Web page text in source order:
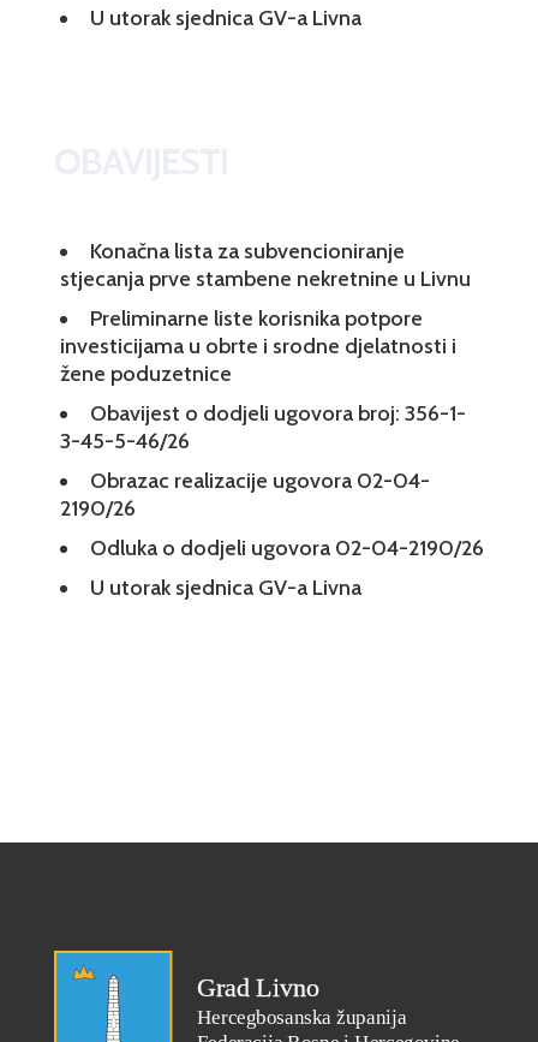
U utorak sjednica GV-a Livna
Konačna lista za subvencioniranje
stjecanja prve stambene nekretnine u Livnu
Preliminarne liste korisnika potpore
investicijama u obrte i srodne djelatnosti i
žene poduzetnice
Obavijest o dodjeli ugovora broj: 356-1-
3-45-5-46/26
Obrazac realizacije ugovora 02-04-
2190/26
Odluka o dodjeli ugovora 02-04-2190/26
U utorak sjednica GV-a Livna